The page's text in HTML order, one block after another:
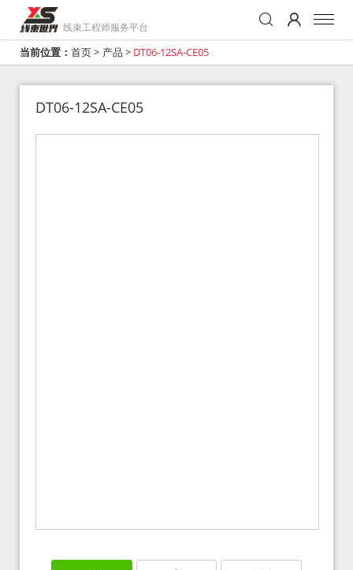
线束工程师服务平台
当前位置： 首页> 产品 > DT06-12SA-CE05
DT06-12SA-CE05